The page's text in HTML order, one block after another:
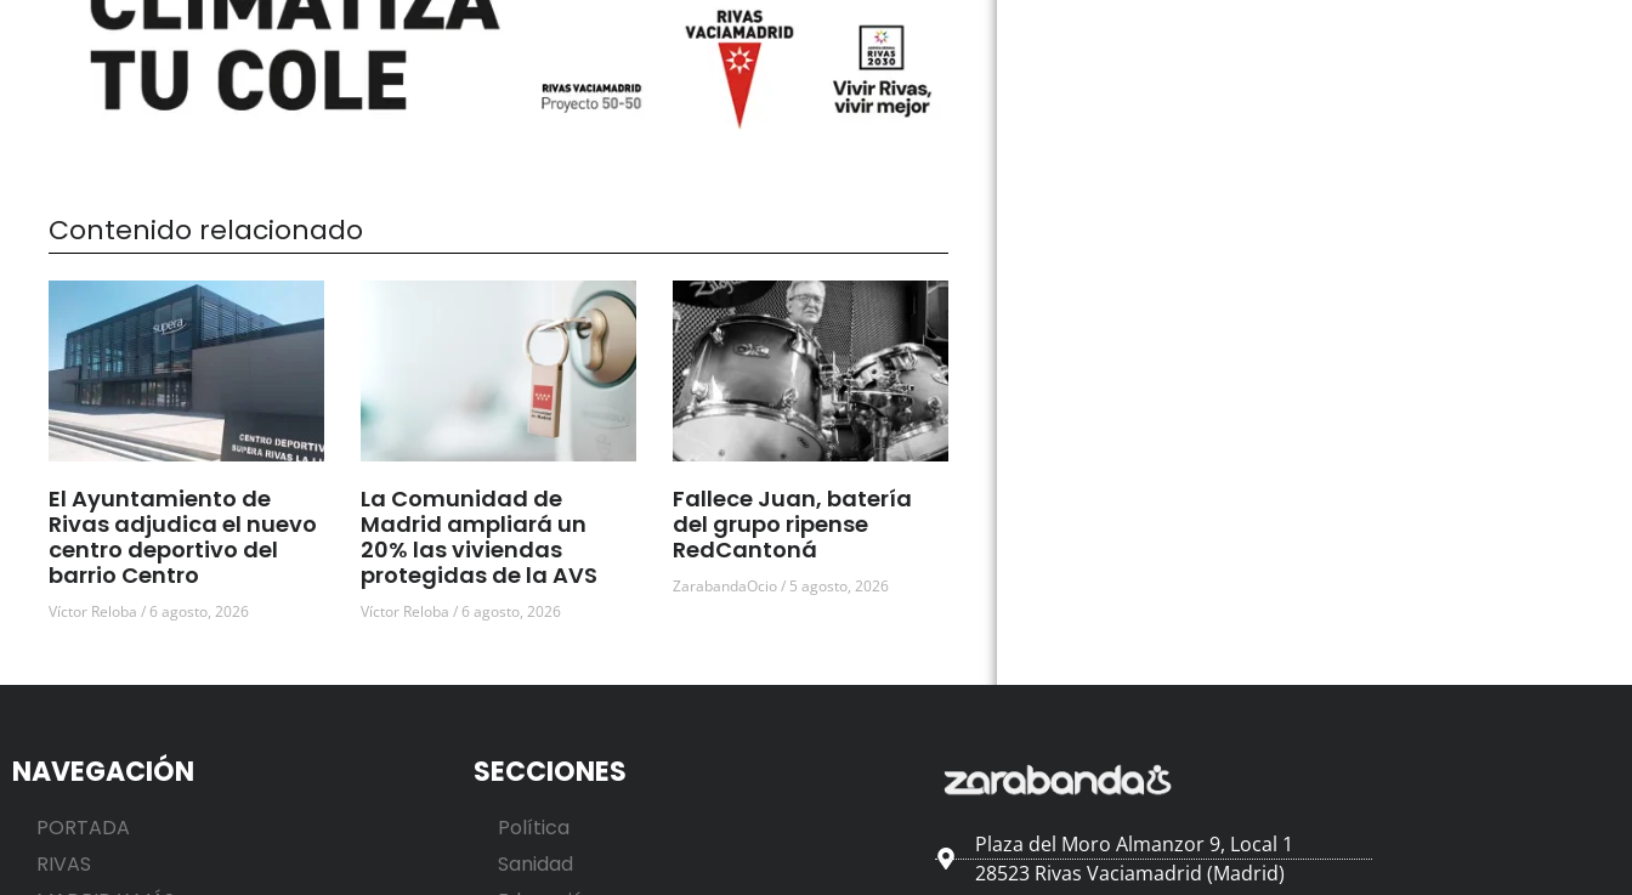
Contenido relacionado
El Ayuntamiento de
Rivas adjudica el nuevo
centro deportivo del
barrio Centro
Víctor Reloba 6 agosto, 2026
La Comunidad de
Madrid ampliará un
20% las viviendas
protegidas de la AVS
Víctor Reloba 6 agosto, 2026
Fallece Juan, batería
del grupo ripense
RedCantoná
ZarabandaOcio 5 agosto, 2026
NAVEGACIÓN
PORTADA
RIVAS
SECCIONES
Política
Sanidad
Plaza del Moro Almanzor 9, Local 1
28523 Rivas Vaciamadrid (Madrid)